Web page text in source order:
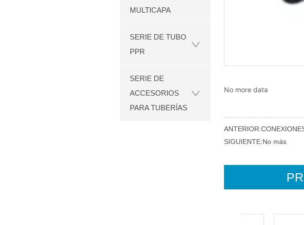
MULTICAPA
SERIE DE TUBO
PPR
SERIE DE
ACCESORIOS
PARA TUBERÍAS
No more data
ANTERIOR:
SIGUIENTE:No más